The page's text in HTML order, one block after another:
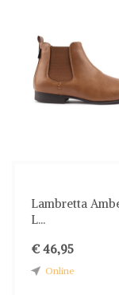
Lambretta
L...
€ 46,95
Online